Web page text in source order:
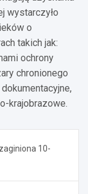
wystarczyło
o
takich jak:
ochrony
chronionego
krajobrazowe.
10-